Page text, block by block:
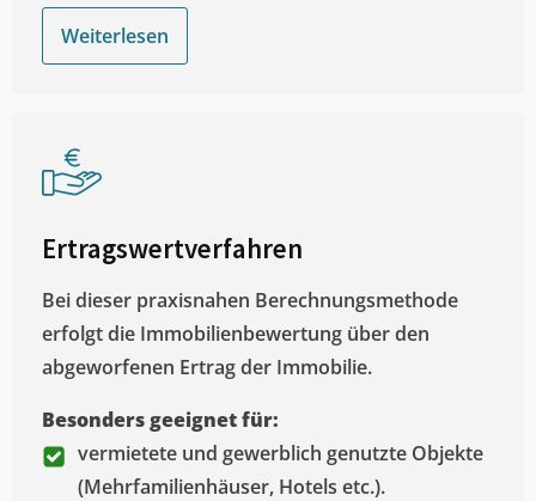
Weiterlesen
Ertragswertverfahren
Bei dieser praxisnahen Berechnungsmethode
erfolgt die Immobilienbewertung über den
abgeworfenen Ertrag der Immobilie.
Besonders geeignet für:
vermietete und gewerblich genutzte Objekte
(Mehrfamilienhäuser, Hotels etc.).